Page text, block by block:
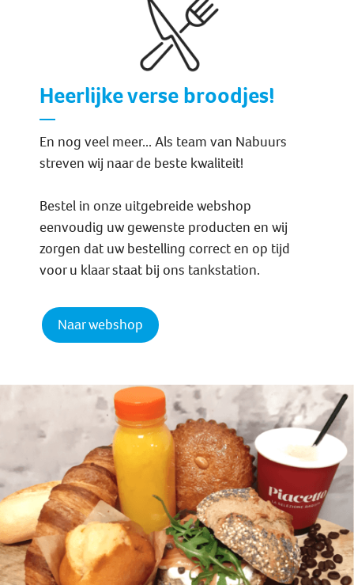
Heerlijke verse broodjes!
En nog veel meer... Als team van Nabuurs
streven wij naar de beste kwaliteit!
Bestel in onze uitgebreide webshop
eenvoudig uw gewenste producten en wij
zorgen dat uw bestelling correct en op tijd
voor u klaar staat bij ons tankstation.
Naar webshop